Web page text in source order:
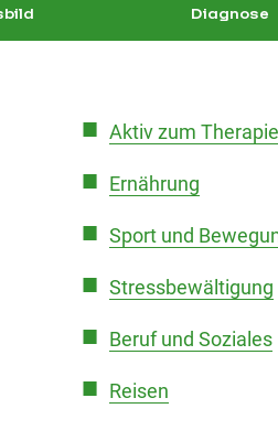
Diagnose
Aktiv zum
Ernährung
Sport und
Stressbewältigung
Beruf und Soziales
Reisen